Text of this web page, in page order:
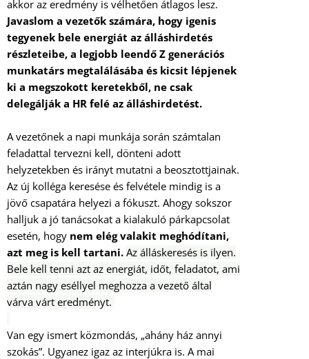
akkor az eredmény is vélhetően átlagos lesz.
Javaslom a vezetők számára, hogy igenis
tegyenek bele energiát az álláshirdetés
részleteibe, a legjobb leendő Z generációs
munkatárs megtalálásába és kicsit lépjenek
ki a megszokott keretekből, ne csak
delegálják a HR felé az álláshirdetést.
A vezetőnek a napi munkája során számtalan
feladattal tervezni kell, dönteni adott
helyzetekben és irányt mutatni a beosztottjainak.
Az új kolléga keresése és felvétele mindig is a
jövő csapatára helyezi a fókuszt. Ahogy sokszor
halljuk a jó tanácsokat a kialakuló párkapcsolat
esetén, hogy nem elég valakit meghódítani,
azt meg is kell tartani. Az álláskeresés is ilyen.
Bele kell tenni azt az energiát, időt, feladatot, ami
aztán nagy eséllyel meghozza a vezető által
várva várt eredményt.
Van egy ismert közmondás, „ahány ház annyi
szokás”. Ugyanez igaz az interjúkra is. A mai